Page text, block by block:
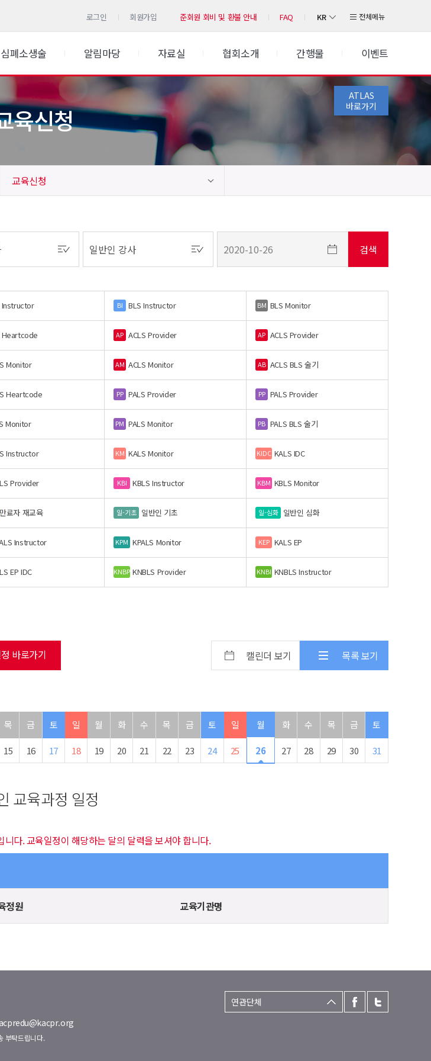
로그인 회원가입 준회원 회비 및 환불 안내 FAQ KR 전체메뉴
심폐소생술 알림마당 자료실 협회소개 간행물 이벤트
ATLAS
바로가기
육신청
교육신청
Instructor BI BLS Instructor BM BLS Monitor
Heartcode AP ACLS Provider AP ACLS Provider
Monitor AM ACLS Monitor AB ACLS BLS 술기
Heartcode PP PALS Provider PP PALS Provider
Monitor PM PALS Monitor PB PALS BLS 술기
Instructor KM KALS Monitor KIDC KALS IDC
Provider KBI KBLS Instructor KBM KBLS Monitor
만료자 재교육 일-기초 일반인 기초 일-심화 일반인 심화
Instructor KPM KPALS Monitor KEP KALS EP
EP IDC KNBP KNBLS Provider KNBI KNBLS Instructor
바로가기 캘린더 보기 목록 보기
목 금 토 일 월 화 수 목 금 토 일 월 화 수 목 금 토
15 16 17 18 19 20 21 22 23 24 25 26 27 28 29 30 31
교육과정 일정
다. 교육일정이 해당하는 달의 달력을 보셔야 합니다.
정원 교육기관명
부탁드립니다.